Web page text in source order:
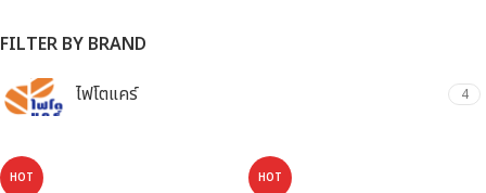
FILTER BY BRAND
ไฟโตแคร์
4
HOT HOT